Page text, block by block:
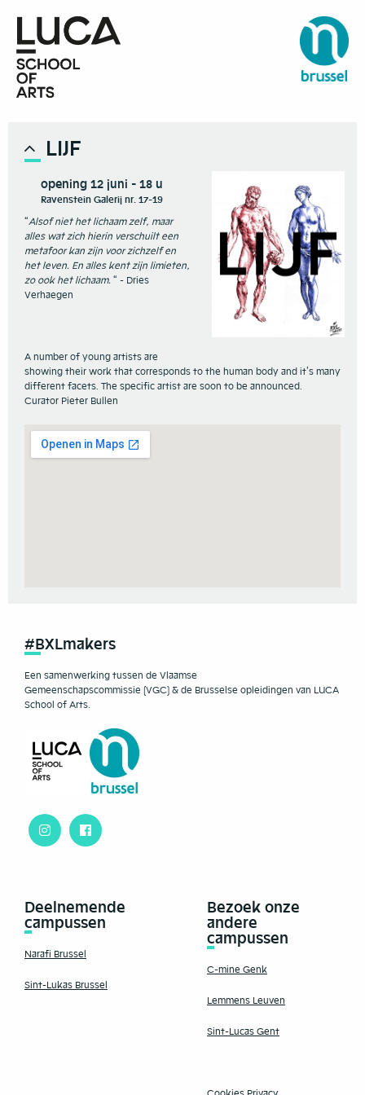
LIJF
opening 12 juni - 18 u
Ravenstein Galerij nr. 17-19
“Alsof niet het lichaam zelf, maar
alles wat zich hierin verschuilt een
metafoor kan zijn voor zichzelf en
het leven. En alles kent zijn limieten,
zo ook het lichaam.“ - Dries
Verhaegen
A number of young artists are
showing their work that corresponds to the human body and it’s many
different facets. The specific artist are soon to be announced.
Curator Pieter Bullen
#BXLmakers
Een samenwerking tussen de Vlaamse
Gemeenschapscommissie (VGC) & de Brusselse opleidingen van LUCA
School of Arts.
Deelnemende
campussen
Narafi Brussel
Sint-Lukas Brussel
Bezoek onze
andere
campussen
C-mine Genk
Lemmens Leuven
Sint-Lucas Gent